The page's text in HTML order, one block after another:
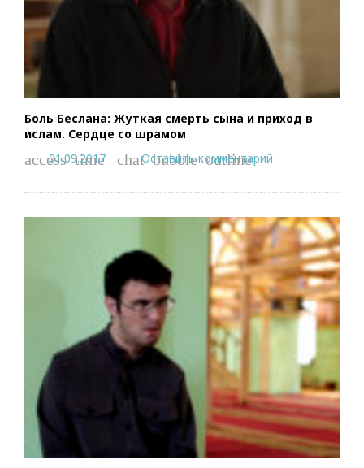
Боль Беслана: Жуткая смерть сына и приход в
ислам. Сердце со шрамом
access_time
01.09.2017 chat_bubble_outline
Оставить комментарий